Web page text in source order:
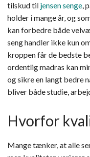
tilskud til jensen senge,
holder i mange år, og
kan forbedre både
seng handler ikke kun
kroppen får de bedste
ordentlig madras kan
og sikre en langt bedre
bliver både studie,
Hvorfor
Mange tænker, at alle